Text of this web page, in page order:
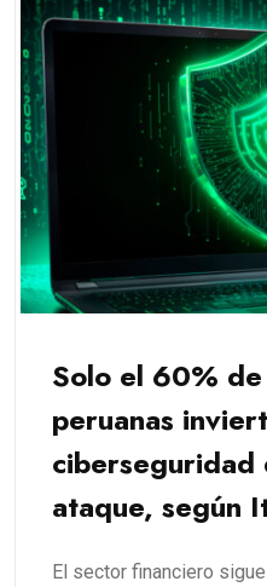
Solo el 60%
peruanas
ciberseguridad
ataque, según
El sector financiero